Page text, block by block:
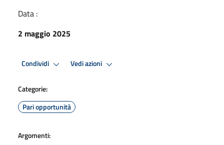
Data :
2 maggio 2025
Condividi Vedi azioni
Categorie:
Pari opportunità
Argomenti: